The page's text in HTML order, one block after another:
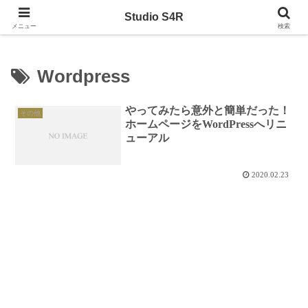
スタジオS4R
Wordpress
その他
やってみたら意外と簡単だった！
ホームページをWordPressへリニ
ューアル
2020.02.23
メニュー
Studio S4R
検索